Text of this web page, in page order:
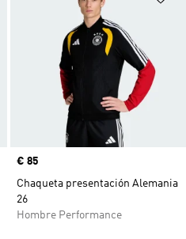
Precio
€ 85
Chaqueta presentación Alemania
26
Hombre Performance